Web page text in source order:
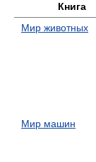
Книга
Мир животных
Мир машин